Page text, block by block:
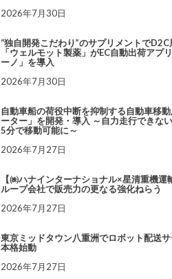
2026年7月30日
“独自開発こだわり”のサプリメントでD2C
「ウェルモット製薬」がEC自動出荷アプ
ーノ」を導入
2026年7月30日
自動車船の荷役中断を抑制する自動車移
ーター」を開発・導入 ～自力走行できな
5分で移動可能に～
2026年7月27日
【㈱ハナインターナショナル×星清重機運
ループ会社で販売力の更なる強化ねらう
2026年7月27日
東京ミッドタウン八重洲でロボット配送
本格始動
2026年7月27日